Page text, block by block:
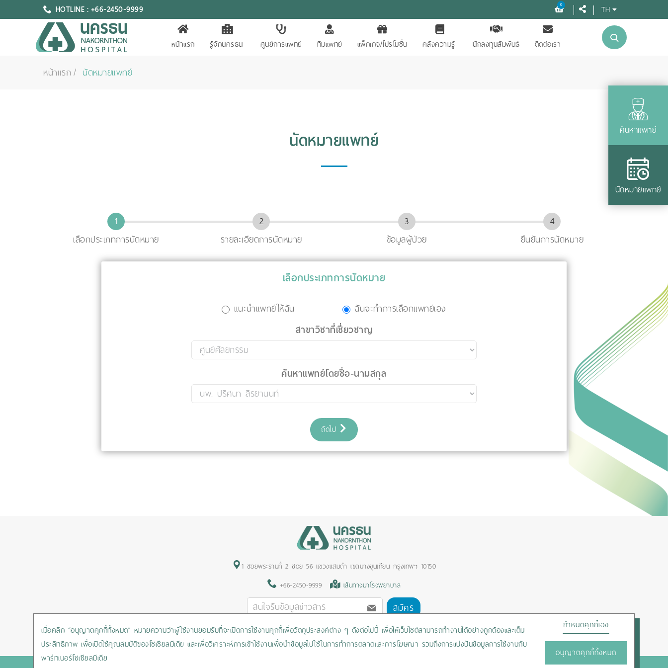
HOTLINE : +66-2450-9999 0 TH
หน้าแรก รู้จักนครธน ศูนย์การแพทย์ ทีมแพทย์ แพ็กเกจ/โปรโมชั่น คลังความรู้ นักลงทุนสัมพันธ์ ติดต่อเรา
ค้นหาแพทย์
นัดหมายแพทย์
หน้าแรก นัดหมายแพทย์
นัดหมายแพทย์
เลือกประเภทการนัดหมาย รายละเอียดการนัดหมาย ข้อมูลผู้ป่วย ยืนยันการนัดหมาย
เลือกประเภทการนัดหมาย
แนะนำแพทย์ให้ฉัน ฉันจะทำการเลือกแพทย์เอง
สาขาวิชาที่เชี่ยวชาญ
ค้นหาแพทย์โดยชื่อ-นามสกุล
ถัดไป
1 ซอยพระรามที่ 2 ซอย 56 แขวงแสมดำ เขตบางขุนเทียน กรุงเทพฯ 10150
+66-2450-9999
เส้นทางมาโรงพยาบาล
สมัคร
Privacy Policy/Cookies Policy/Sitemap/สิทธิผู้ป่วย
เมื่อคลิก “อนุญาตคุกกี้ทั้งหมด” หมายความว่าผู้ใช้งานยอมรับที่จะเปิดการใช้งานคุกกี้เพื่อวัตถุประสงค์ต่าง ๆ ดังต่อไปนี้ เพื่อให้เว็บไซต์สามารถทำงานได้อย่างถูกต้องและเต็ม
ประสิทธิภาพ เพื่อเปิดใช้คุณสมบัติของโซเชียลมีเดีย และเพื่อวิเคราะห์การเข้าใช้งานเพื่อนำข้อมูลไปใช้ในการทำการตลาดและการโฆษณา รวมถึงการแบ่งปันข้อมูลการใช้งานกับ
พาร์ทเนอร์โซเชียลมีเดีย
กำหนดคุกกี้เอง
อนุญาตคุกกี้ทั้งหมด